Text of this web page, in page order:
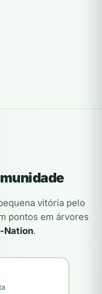
vitória pelo
pontos em árvores
Nation.